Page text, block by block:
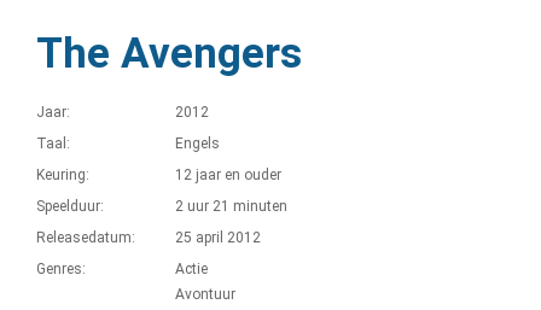
The Avengers
Jaar:
2012
Taal:
Engels
Keuring:
12 jaar en ouder
Speelduur:
2 uur 21 minuten
Releasedatum:
25 april 2012
Genres:
Actie
Avontuur